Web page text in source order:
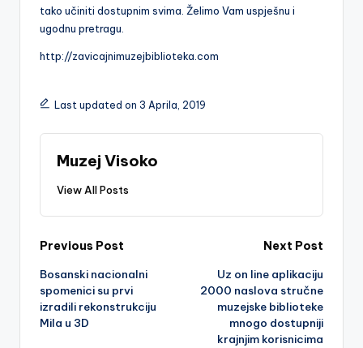
tako učiniti dostupnim svima. Želimo Vam uspješnu i
ugodnu pretragu.
http://zavicajnimuzejbiblioteka.com
Last updated on 3 Aprila, 2019
Muzej Visoko
View All Posts
Post
navigation
Previous Post
Bosanski nacionalni
spomenici su prvi
izradili rekonstrukciju
Mila u 3D
Next Post
Uz on line aplikaciju
2000 naslova stručne
muzejske biblioteke
mnogo dostupniji
krajnjim korisnicima